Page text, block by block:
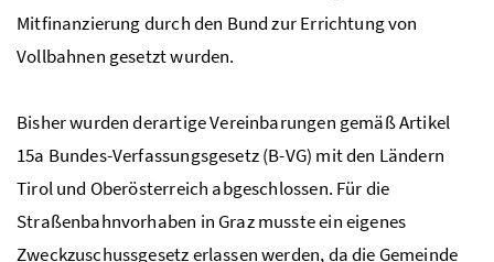
Mitfinanzierung durch den Bund zur Errichtung von
Vollbahnen gesetzt wurden.
Bisher wurden derartige Vereinbarungen gemäß Artikel
15a Bundes-Verfassungsgesetz (B-VG) mit den Ländern
Tirol und Oberösterreich abgeschlossen. Für die
Straßenbahnvorhaben in Graz musste ein eigenes
Zweckzuschussgesetz erlassen werden, da die Gemeinde